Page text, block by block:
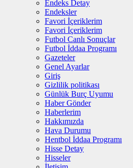
Endeks Detay
Endeksler
Favori İçeriklerim
Favori İçeriklerim
Futbol Canlı Sonuçlar
Futbol İddaa Programı
Gazeteler
Genel Ayarlar
Giriş
Gizlilik politikası
Günlük Burç Uyumu
Haber Gönder
Haberlerim
Hakkımızda
Hava Durumu
Hentbol İddaa Programı
Hisse Detay
Hisseler